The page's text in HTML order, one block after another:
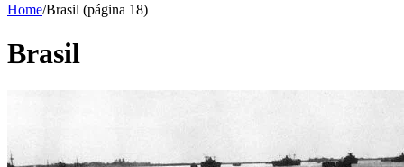
Home/Brasil (página 18)
Brasil